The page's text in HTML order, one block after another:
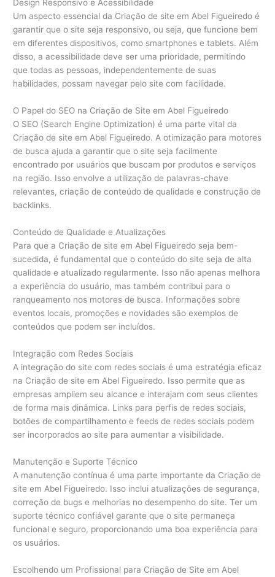
Design Responsivo e Acessibilidade
Um aspecto essencial da Criação de site em Abel Figueiredo é
garantir que o site seja responsivo, ou seja, que funcione bem
em diferentes dispositivos, como smartphones e tablets. Além
disso, a acessibilidade deve ser uma prioridade, permitindo
que todas as pessoas, independentemente de suas
habilidades, possam navegar pelo site com facilidade.
O Papel do SEO na Criação de Site em Abel Figueiredo
O SEO (Search Engine Optimization) é uma parte vital da
Criação de site em Abel Figueiredo. A otimização para motores
de busca ajuda a garantir que o site seja facilmente
encontrado por usuários que buscam por produtos e serviços
na região. Isso envolve a utilização de palavras-chave
relevantes, criação de conteúdo de qualidade e construção de
backlinks.
Conteúdo de Qualidade e Atualizações
Para que a Criação de site em Abel Figueiredo seja bem-
sucedida, é fundamental que o conteúdo do site seja de alta
qualidade e atualizado regularmente. Isso não apenas melhora
a experiência do usuário, mas também contribui para o
ranqueamento nos motores de busca. Informações sobre
eventos locais, promoções e novidades são exemplos de
conteúdos que podem ser incluídos.
Integração com Redes Sociais
A integração do site com redes sociais é uma estratégia eficaz
na Criação de site em Abel Figueiredo. Isso permite que as
empresas ampliem seu alcance e interajam com seus clientes
de forma mais dinâmica. Links para perfis de redes sociais,
botões de compartilhamento e feeds de redes sociais podem
ser incorporados ao site para aumentar a visibilidade.
Manutenção e Suporte Técnico
A manutenção contínua é uma parte importante da Criação de
site em Abel Figueiredo. Isso inclui atualizações de segurança,
correção de bugs e melhorias no desempenho do site. Ter um
suporte técnico confiável garante que o site permaneça
funcional e seguro, proporcionando uma boa experiência para
os usuários.
Escolhendo um Profissional para Criação de Site em Abel